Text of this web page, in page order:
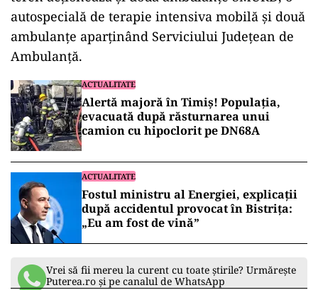
autospecială de terapie intensiva mobilă și două
ambulanțe aparținând Serviciului Județean de
Ambulanță.
ACTUALITATE
Alertă majoră în Timiș! Populația,
evacuată după răsturnarea unui
camion cu hipoclorit pe DN68A
ACTUALITATE
Fostul ministru al Energiei, explicații
după accidentul provocat în Bistrița:
„Eu am fost de vină”
Vrei să fii mereu la curent cu toate știrile? Urmărește
Puterea.ro și pe canalul de WhatsApp